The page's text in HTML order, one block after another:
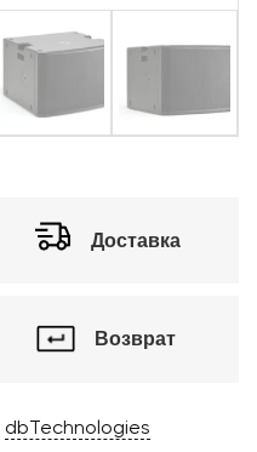
Доставка
Возврат
dbTechnologies